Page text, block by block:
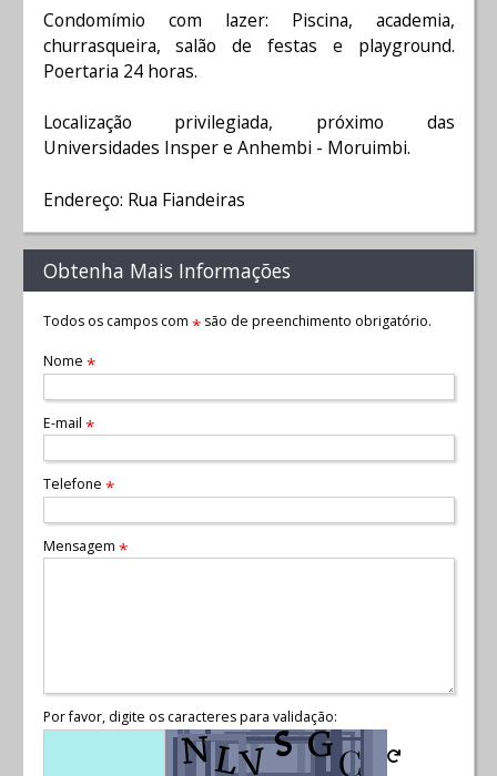
Condomímio com lazer: Piscina, academia,
churrasqueira, salão de festas e playground.
Poertaria 24 horas.
Localização privilegiada, próximo das
Universidades Insper e Anhembi - Moruimbi.
Endereço: Rua Fiandeiras
Obtenha Mais Informações
Todos os campos com *são de preenchimento obrigatório.
Nome *
E-mail *
Telefone *
Mensagem *
Por favor, digite os caracteres para validação: